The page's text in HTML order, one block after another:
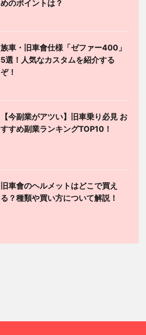
めのポイントは？
族車・旧車會仕様「ゼファー400」
5選！人気なカスタムを紹介する
ぞ！
【今副業がアツい】旧車乗り必見 お
すすめ副業ランキングTOP10！
旧車會のヘルメットはどこで買え
る？種類や買い方について解説！